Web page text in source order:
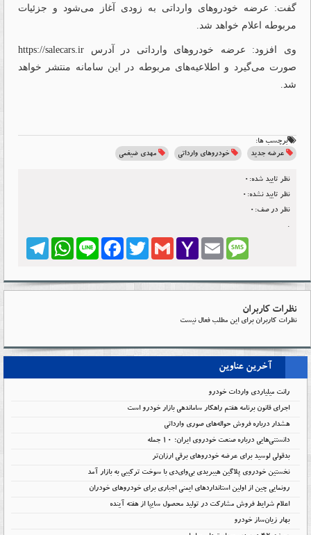
گفت: عرضه خودروهای وارداتی به زودی آغاز می‌شود و جزئیات
مربوطه اعلام خواهد شد.
وی افزود: عرضه خودروهای وارداتی در آدرس
https://salecars.ir
صورت می‌گیرد و اطلاعیه‌های مربوطه در این سامانه منتشر خواهد
شد.
برچسب ها:
عرضه جدید
خودروهای وارداتی مهدی ضیغمی
نظر تایید شده:0
نظر تایید نشده:0
نظر در صف:0
TelegramWhatsApp LineFacebook Twitter Gmail
Yahoo
Email Message
نظرات کاربران
نظرات کاربران برای این مطلب فعال نیست
آخرین عناوین
رانت میلیاردی واردات خودرو
اجرای قانون برنامه هفتم راهکار ساماندهی بازار خودرو است
هشدار درباره فروش حواله‌های صوری وارداتی
دانستنی‌هایی درباره صنعت خودروی ایران؛ ۱۰ جمله
بدقولی لوسید برای عرضه خودروهای برقی ارزان‌تر
نخستین خودروی پلاگین هیبریدی بی‌وای‌دی با سوخت ترکیبی به بازار آمد
رونمایی چین از اولین استانداردهای ایمنی اجباری برای خودروهای خودران
اعلام شرایط فروش مشارکت در تولید محصول سایپا از هفته آینده
بهار زیان‌ساز خودرو